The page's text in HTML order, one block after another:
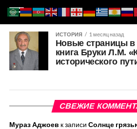
ИСТОРИЯ 1 месяц назад
Новые страницы в
книга Бруки Л.М.
исторического
СВЕЖИЕ
Мураз Аджоев к записи Солнце